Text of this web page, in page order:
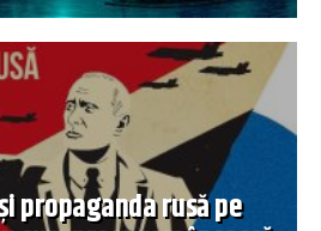
propaganda rusă pe